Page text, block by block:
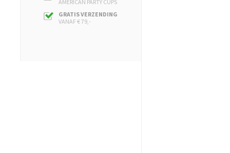
AMERICAN PARTY CUPS
GRATIS VERZENDING
VANAF € 79,-